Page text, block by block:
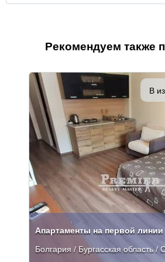
Рекомендуем также
В
Апартаменты на первой
Болгария / Бургасская область /